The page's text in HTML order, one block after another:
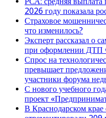
2026 году показала
Страховое
что изменилось?
Эксперт рассказал о
при оформлении ДТП
Спрос на
превышает
участники форума
С нового учебного
проект
В Краснодарском крае